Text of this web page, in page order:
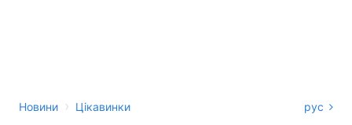
Новини › Цікавинки рус